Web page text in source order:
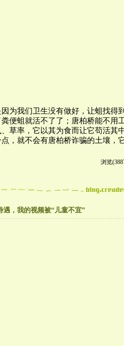
为我们卫生没有做好，让蛆找得
便蛆就活不了了；唐柏桥能不用
草率，它以其为食而让它苟活其
，就不会有唐柏桥诈骗的土壤，
浏览
遇，我的视频被“儿童不宜”